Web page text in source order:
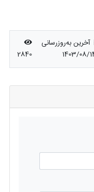
آخرین به‌روزرسانی
1403/08/
2840